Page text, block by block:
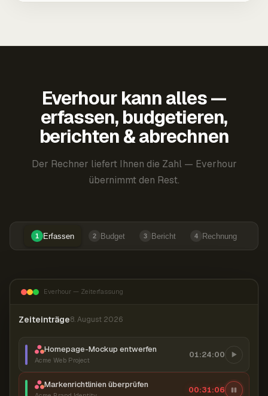
Everhour kann alles —
erfassen, budgetieren,
berichten & abrechnen
Der Rechner liefert Ihnen die Zahl — Everhour
übernimmt den Rest.
1 Erfassen 2 Budget 3 Bericht 4 Rechnung
Everhour — Zeiterfassung
Zeiteinträge8. August 2026
Homepage-Mockup entwerfen
Acme Web Project
01:24:00
Markenrichtlinien überprüfen 00:31:07